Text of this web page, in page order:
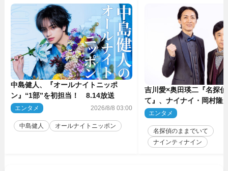
中島健人、『オールナイトニッポ
ン』“1部”を初担当！ 8.14放送
エンタメ 2026/8/8 03:00
中島健人 オールナイトニッポン
吉川愛×奥田瑛二『名探
て』、ナイナイ・岡村隆
のゲスト出演が決定！
エンタメ
名探偵のままでいて
ナインティナイン